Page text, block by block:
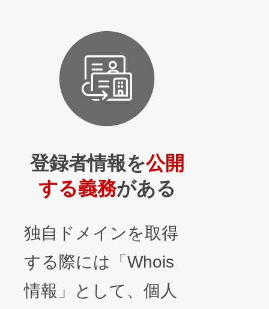
登録者情報を公開
する義務がある
独自ドメインを取得
する際には「Whois
情報」として、個人